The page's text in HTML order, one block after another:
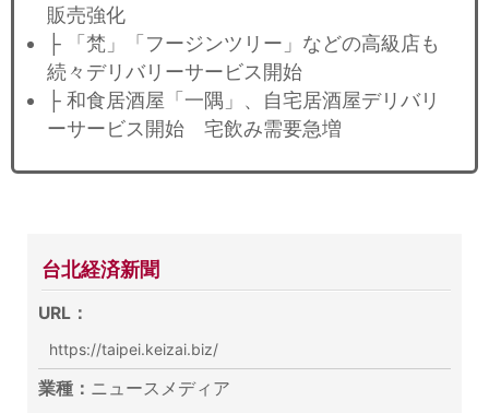
販売強化
├ 「梵」「フージンツリー」などの高級店も
続々デリバリーサービス開始
├ 和食居酒屋「一隅」、自宅居酒屋デリバリ
ーサービス開始 宅飲み需要急増
台北経済新聞
URL：
https://taipei.keizai.biz/
業種： ニュースメディア